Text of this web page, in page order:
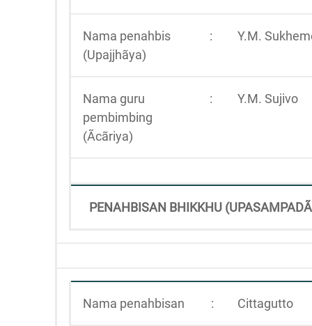
Nama penahbis
(Upajjhãya)
: Y.M.
Nama guru
pembimbing
(Ãcãriya)
: Y.M. Sujivo
PENAHBISAN BHIKKHU
Nama penahbisan : Cittagutto